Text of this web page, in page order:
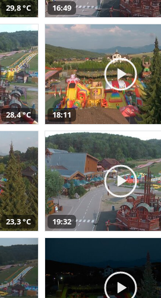
29,8 °C 16:49
28,4 °C 18:11
23,3 °C 19:32